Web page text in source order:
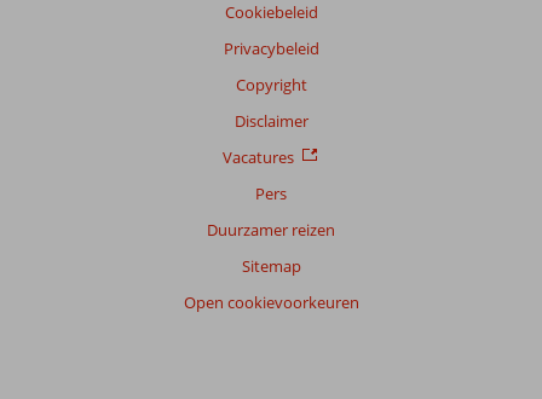
Cookiebeleid
Privacybeleid
Copyright
Disclaimer
Vacatures
Pers
Duurzamer reizen
Sitemap
Open cookievoorkeuren